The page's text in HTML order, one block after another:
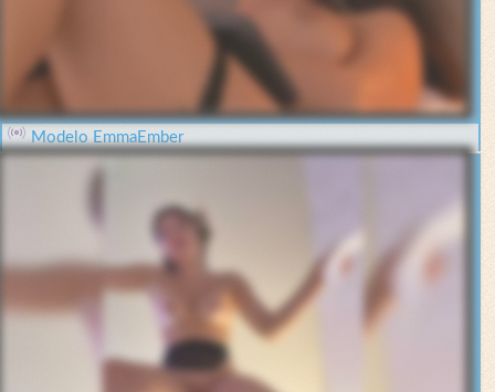
Modelo EmmaEmber